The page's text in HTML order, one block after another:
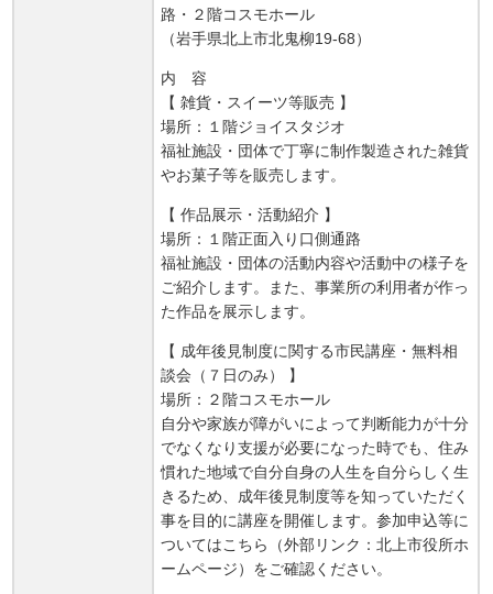
路・２階コスモホール
（岩手県北上市北鬼柳19-68）
内 容
【 雑貨・スイーツ等販売 】
場所：１階ジョイスタジオ
福祉施設・団体で丁寧に制作製造された雑貨
やお菓子等を販売します。
【 作品展示・活動紹介 】
場所：１階正面入り口側通路
福祉施設・団体の活動内容や活動中の様子を
ご紹介します。また、事業所の利用者が作っ
た作品を展示します。
【 成年後見制度に関する市民講座・無料相
談会（７日のみ） 】
場所：２階コスモホール
自分や家族が障がいによって判断能力が十分
でなくなり支援が必要になった時でも、住み
慣れた地域で自分自身の人生を自分らしく生
きるため、成年後見制度等を知っていただく
事を目的に講座を開催します。参加申込等に
ついてはこちら（外部リンク：北上市役所ホ
ームページ）をご確認ください。